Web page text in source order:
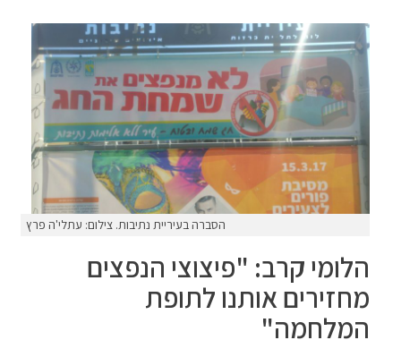
הסברה בעיריית נתיבות. צילום: עתלי'ה פרץ
הלומי קרב: "פיצוצי הנפצים
מחזירים אותנו לתופת
המלחמה"